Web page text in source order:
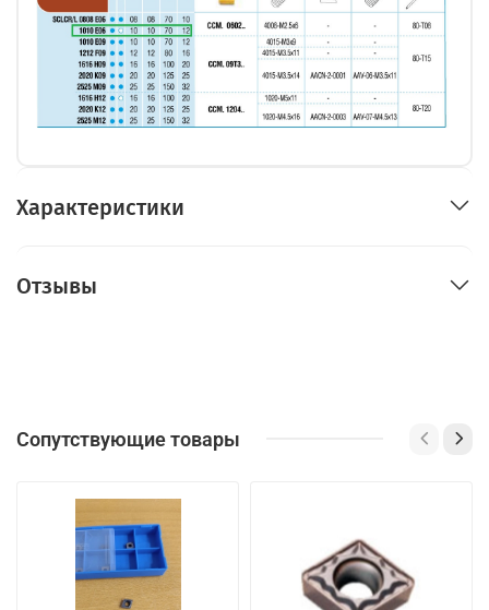
Характеристики
Отзывы
Сопутствующие товары